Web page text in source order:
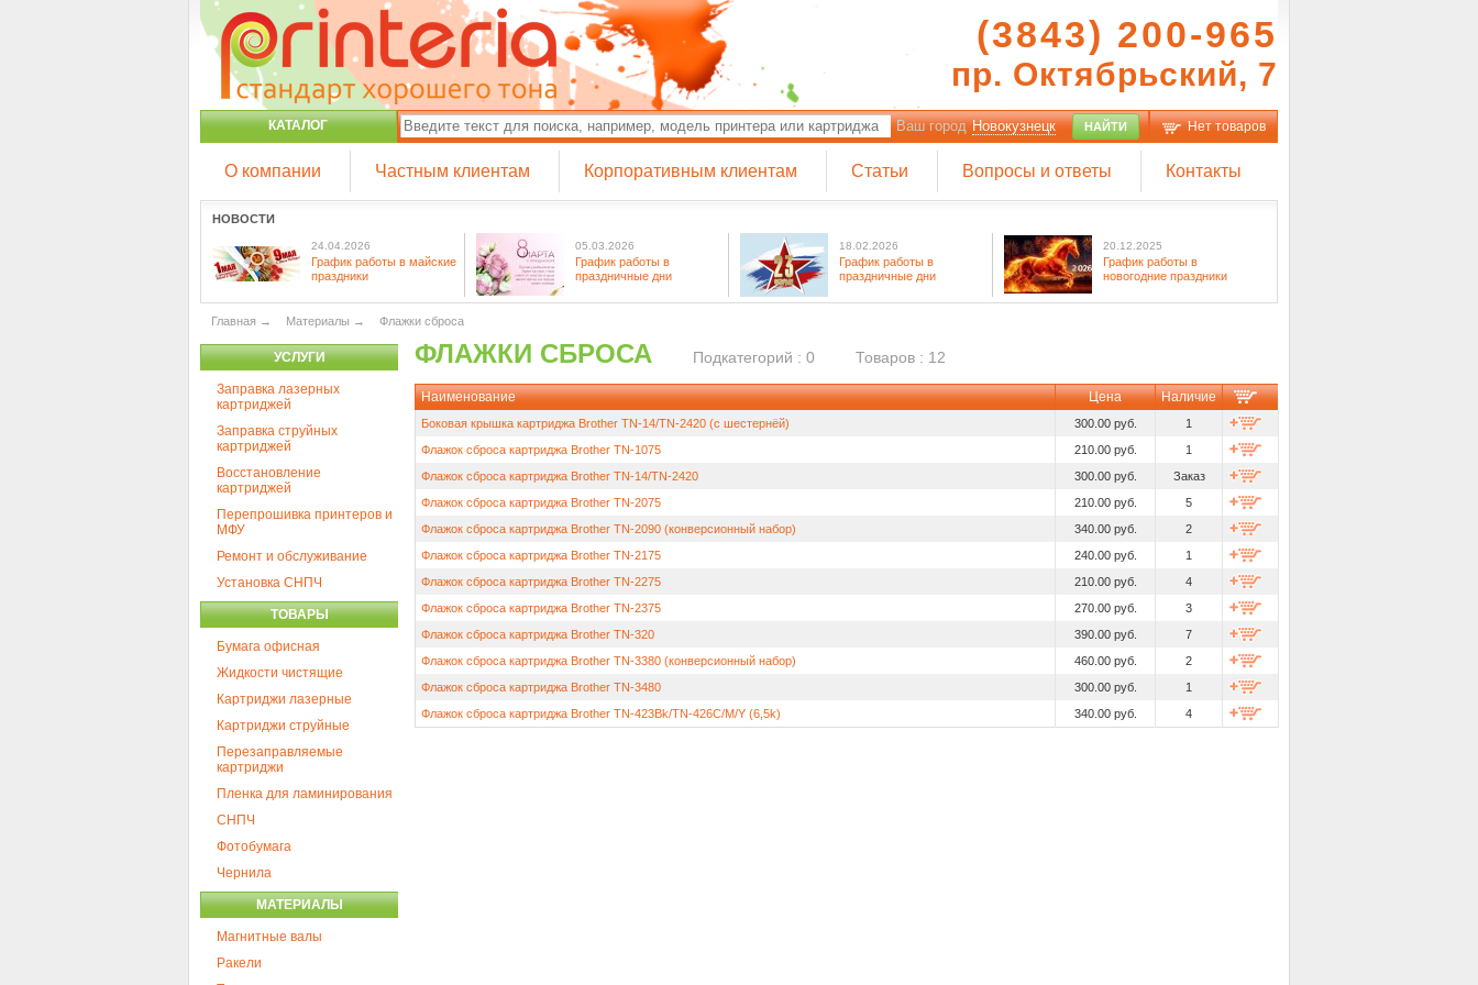
(3843) 200-965
пр. Октябрьский, 7
КАТАЛОГ Ваш город Новокузнецк НАЙТИ Нет товаров
О компании Частным клиентам Корпоративным клиентам Статьи Вопросы и ответы Контакты
НОВОСТИ
24.04.2026
График работы в майские
праздники
05.03.2026
График работы в
праздничные дни
18.02.2026
График работы в
праздничные дни
20.12.2025
График работы в
новогодние праздники
Главная → Материалы → Флажки сброса
УСЛУГИ
Заправка лазерных
картриджей
Заправка струйных
картриджей
Восстановление
картриджей
Перепрошивка принтеров и
МФУ
Ремонт и обслуживание
Установка СНПЧ
ТОВАРЫ
Бумага офисная
Жидкости чистящие
Картриджи лазерные
Картриджи струйные
Перезаправляемые
картриджи
Пленка для ламинирования
СНПЧ
Фотобумага
Чернила
МАТЕРИАЛЫ
Магнитные валы
Ракели
ФЛАЖКИ СБРОСА Подкатегорий : 0 Товаров : 12
Наименование Цена Наличие
Боковая крышка картриджа Brother TN-14/TN-2420 (с шестернёй) 300.00 руб.
1
Флажок сброса картриджа Brother TN-1075
210.00 руб.
1
Флажок сброса картриджа Brother TN-14/TN-2420
300.00 руб.
Заказ
Флажок сброса картриджа Brother TN-2075
210.00 руб.
5
Флажок сброса картриджа Brother TN-2090 (конверсионный набор)
340.00 руб.
2
Флажок сброса картриджа Brother TN-2175
240.00 руб.
1
Флажок сброса картриджа Brother TN-2275
210.00 руб.
4
Флажок сброса картриджа Brother TN-2375
270.00 руб.
3
Флажок сброса картриджа Brother TN-320
390.00 руб.
7
Флажок сброса картриджа Brother TN-3380 (конверсионный набор)
460.00 руб.
2
Флажок сброса картриджа Brother TN-3480
300.00 руб.
1
Флажок сброса картриджа Brother TN-423Bk/TN-426C/M/Y (6,5k)
340.00 руб. 4